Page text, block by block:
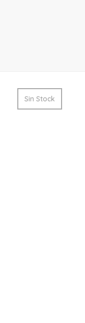
Sin Stock